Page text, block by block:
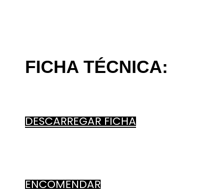
FICHA TÉCNICA:
DESCARREGAR FICHA
ENCOMENDAR